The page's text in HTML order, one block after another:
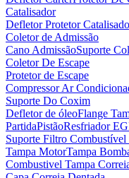
Catalisador
Defletor Protetor
Coletor de Admissão
Cano AdmissãoSuporte
Coletor De Escape
Protetor de Escape
Compressor Ar
Suporte Do Coxim
Defletor de óleoFlange
PartidaPistãoResfriador
Suporte Filtro Combustível
Tampa MotorTampa
Combustivel Tampa